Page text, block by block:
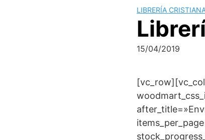
LIBRERÍA
15/04/2019